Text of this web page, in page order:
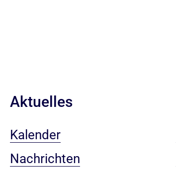
Aktuelles
Kalender
Nachrichten